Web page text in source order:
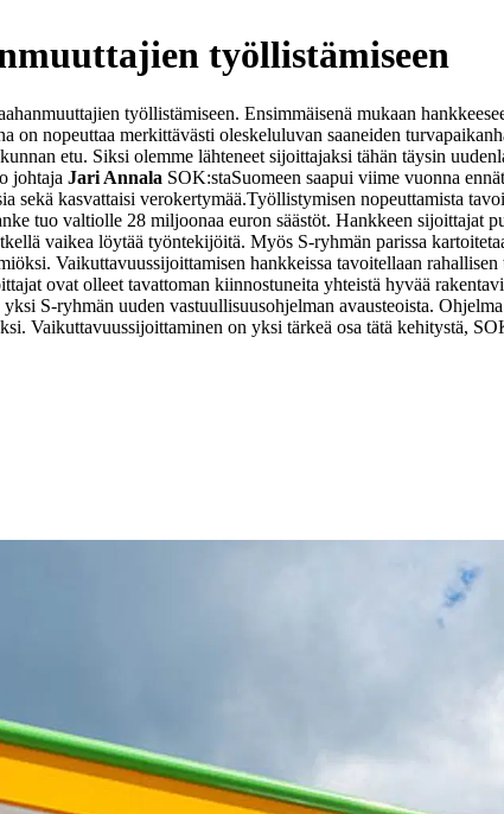
työllistämiseen
työllistämiseen. Ensimmäisenä mukaan
nopeuttaa merkittävästi oleskeluluvan saaneiden
etu. Siksi olemme lähteneet sijoittajaksi tähän täysin
johtaja Jari Annala SOK:staSuomeen saapui viime vuonna
sekä kasvattaisi verokertymää.Työllistymisen nopeuttamista
tuo valtiolle 28 miljoonaa euron säästöt. Hankkeen sijoittajat
vaikea löytää työntekijöitä. Myös S-ryhmän parissa
Vaikuttavuussijoittamisen hankkeissa tavoitellaan
ovat olleet tavattoman kiinnostuneita yhteistä hyvää
S-ryhmän uuden vastuullisuusohjelman avausteoista.
Vaikuttavuussijoittaminen on yksi tärkeä osa tätä kehitystä,